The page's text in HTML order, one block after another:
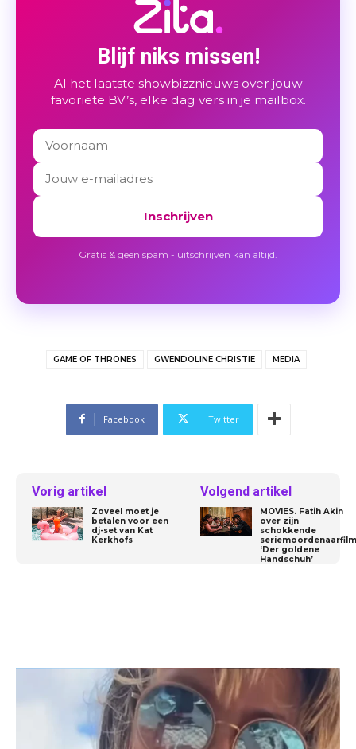
Blijf niks missen!
Al het laatste showbizznieuws over jouw
favoriete BV’s, elke dag vers in je mailbox.
Inschrijven
Gratis & geen spam - uitschrijven kan altijd.
GAME OF THRONES GWENDOLINE CHRISTIE MEDIA
Facebook Twitter
Vorig artikel
Zoveel moet je
betalen voor een
dj-set van Kat
Kerkhofs
Volgend artikel
MOVIES. Fatih Akin
over zijn
schokkende
‘Der goldene
Handschuh’